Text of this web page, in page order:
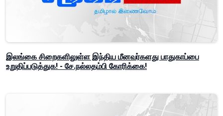
இலங்கை சிறைகளிலுள்ள இந்திய மீனவர்களது பாதுகாப்பை
உறுதிப்படுத்துக! - சே.நல்லதம்பி கோரிக்கை!